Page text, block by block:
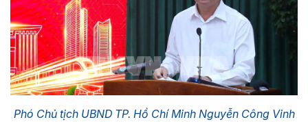
Phó Chủ tịch UBND TP. Hồ Chí Minh Nguyễn Công Vinh